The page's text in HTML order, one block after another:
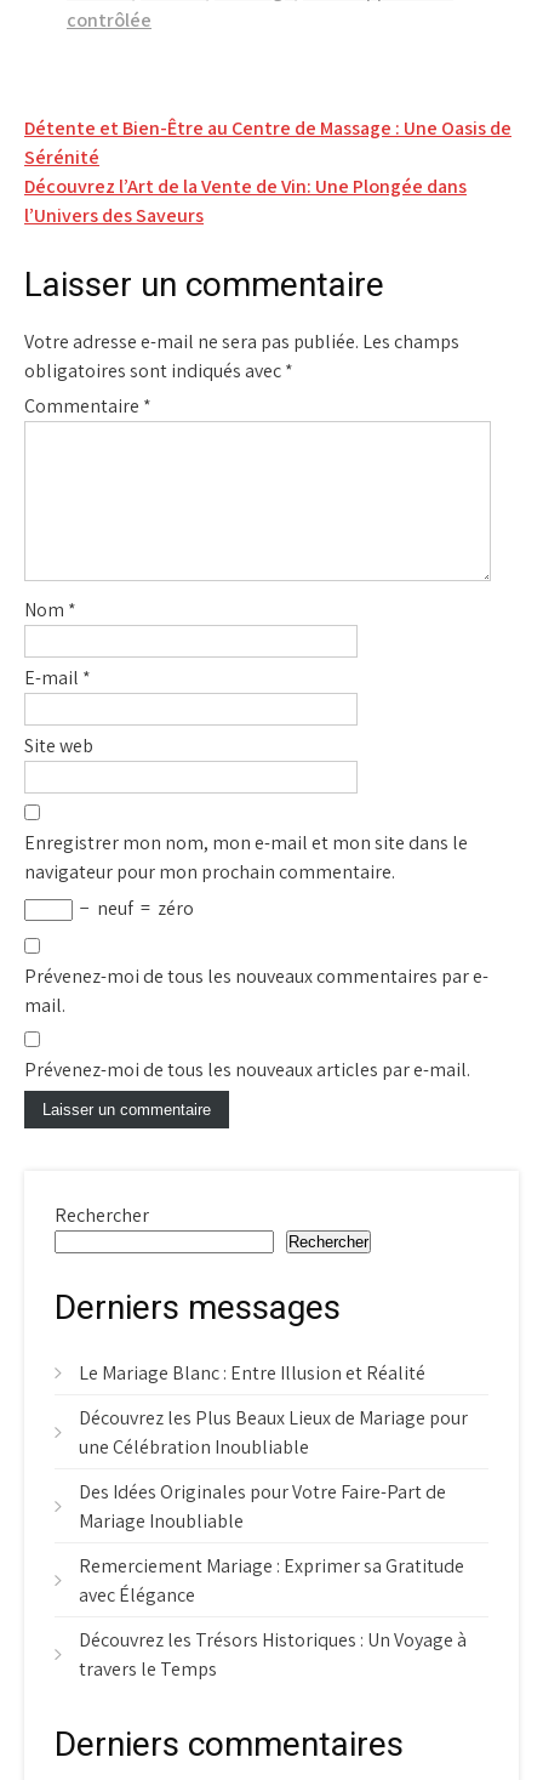
contrôlée
Navigation
de
l’article
Détente et Bien-Être au Centre de Massage : Une Oasis de
Sérénité
Découvrez l’Art de la Vente de Vin: Une Plongée dans
l’Univers des Saveurs
Laisser un commentaire
Votre adresse e-mail ne sera pas publiée. Les champs
obligatoires sont indiqués avec*
Commentaire *
Nom *
E-mail *
Site web
Enregistrer mon nom, mon e-mail et mon site dans le
navigateur pour mon prochain commentaire.
− neuf = zéro
Prévenez-moi de tous les nouveaux commentaires par e-
mail.
Prévenez-moi de tous les nouveaux articles par e-mail.
Rechercher
Rechercher
Derniers messages
Le Mariage Blanc : Entre Illusion et Réalité
Découvrez les Plus Beaux Lieux de Mariage pour
une Célébration Inoubliable
Des Idées Originales pour Votre Faire-Part de
Mariage Inoubliable
Remerciement Mariage : Exprimer sa Gratitude
avec Élégance
Découvrez les Trésors Historiques : Un Voyage à
travers le Temps
Derniers commentaires